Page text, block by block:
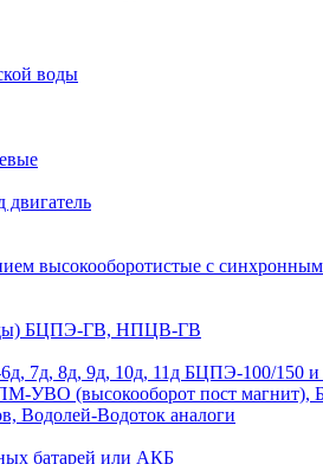
воды
высокооборотистые с
БЦПЭ-ГВ, НПЦВ-ГВ
6д, 7д, 8д, 9д, 10д, 11д БЦПЭ-
(высокооборот пост магнит),
Водолей-Водоток аналоги
батарей или АКБ